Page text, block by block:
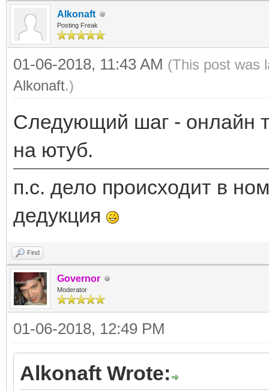
Alkonaft
Posting Freak
01-06-2018, 11:43 AM (This post was
Alkonaft.)
Следующий шаг - онлайн
на ютуб.
п.с. дело происходит в
дедукция
Find
Governor
Moderator
01-06-2018, 12:49 PM
Alkonaft Wrote: